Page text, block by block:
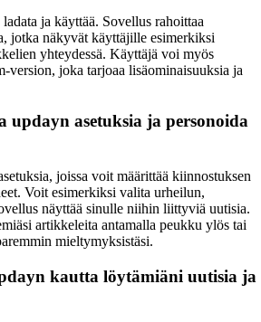
ja käyttää. Sovellus rahoittaa
jotka näkyvät käyttäjille esimerkiksi
yhteydessä. Käyttäjä voi myös
version, joka tarjoaa lisäominaisuuksia ja
updayn asetuksia ja personoida
joissa voit määrittää kiinnostuksen
Voit esimerkiksi valita urheilun,
näyttää sinulle niihin liittyviä uutisia.
artikkeleita antamalla peukku ylös tai
mieltymyksistäsi.
kautta löytämiäni uutisia ja